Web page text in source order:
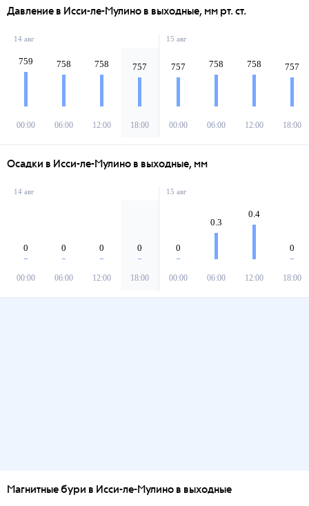
Давление в Исси-ле-Мулино в выходные, мм рт. ст.
14 авг
759
00:00
758
06:00
758
12:00
757
18:00
15 авг
757
00:00
758
06:00
758
12:00
757
18:00
Осадки в Исси-ле-Мулино в выходные, мм
14 авг
0
00:00
0
06:00
0
12:00
0
18:00
15 авг
0
00:00
0.3
06:00
0.4
12:00
0
18:00
Магнитные бури в Исси-ле-Мулино в выходные